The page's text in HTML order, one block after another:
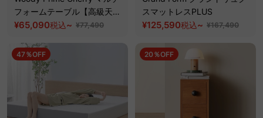
フォームテーブル【高級天然
チェリー材】
¥65,090税込~ ¥77,490
スマットレスPLUS
¥125,590税込~ ¥167,490
47％OFF 20％OFF